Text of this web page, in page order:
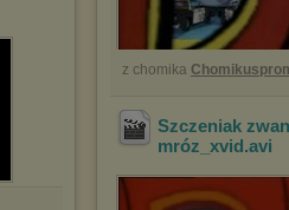
z chomika
Szczeniak
mróz_xvid .avi